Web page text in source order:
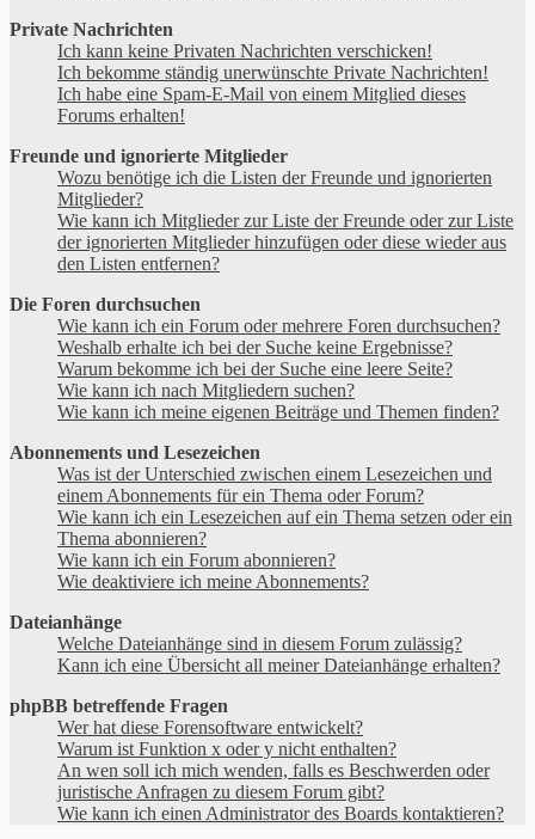
Private Nachrichten
Ich kann keine Privaten Nachrichten verschicken!
Ich bekomme ständig unerwünschte Private Nachrichten!
Ich habe eine Spam-E-Mail von einem Mitglied dieses
Forums erhalten!
Freunde und ignorierte Mitglieder
Wozu benötige ich die Listen der Freunde und ignorierten
Mitglieder?
Wie kann ich Mitglieder zur Liste der Freunde oder zur Liste
der ignorierten Mitglieder hinzufügen oder diese wieder aus
den Listen entfernen?
Die Foren durchsuchen
Wie kann ich ein Forum oder mehrere Foren durchsuchen?
Weshalb erhalte ich bei der Suche keine Ergebnisse?
Warum bekomme ich bei der Suche eine leere Seite?
Wie kann ich nach Mitgliedern suchen?
Wie kann ich meine eigenen Beiträge und Themen finden?
Abonnements und Lesezeichen
Was ist der Unterschied zwischen einem Lesezeichen und
einem Abonnements für ein Thema oder Forum?
Wie kann ich ein Lesezeichen auf ein Thema setzen oder ein
Thema abonnieren?
Wie kann ich ein Forum abonnieren?
Wie deaktiviere ich meine Abonnements?
Dateianhänge
Welche Dateianhänge sind in diesem Forum zulässig?
Kann ich eine Übersicht all meiner Dateianhänge erhalten?
phpBB betreffende Fragen
Wer hat diese Forensoftware entwickelt?
Warum ist Funktion x oder y nicht enthalten?
An wen soll ich mich wenden, falls es Beschwerden oder
juristische Anfragen zu diesem Forum gibt?
Wie kann ich einen Administrator des Boards kontaktieren?